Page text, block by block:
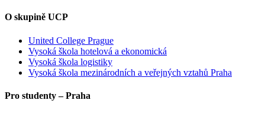
O skupině UCP
United College Prague
Vysoká škola hotelová a ekonomická
Vysoká škola logistiky
Vysoká škola mezinárodních a veřejných vztahů Praha
Pro studenty – Praha